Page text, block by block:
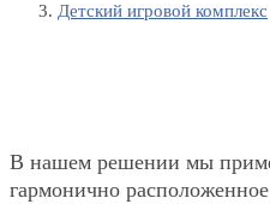
Детский игровой комплекс
В нашем решении мы
гармонично